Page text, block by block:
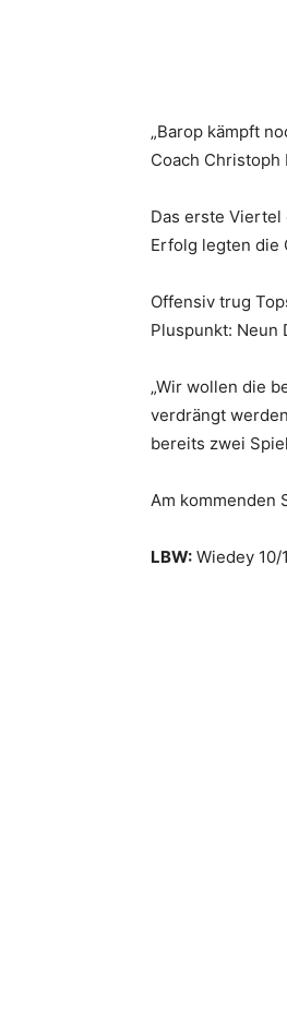
„Barop kämpft
Coach
Das erste Viertel
Erfolg legten die
Offensiv trug
Pluspunkt: Neun
„Wir wollen die
verdrängt
bereits zwei
Am kommenden
LBW: Wiedey